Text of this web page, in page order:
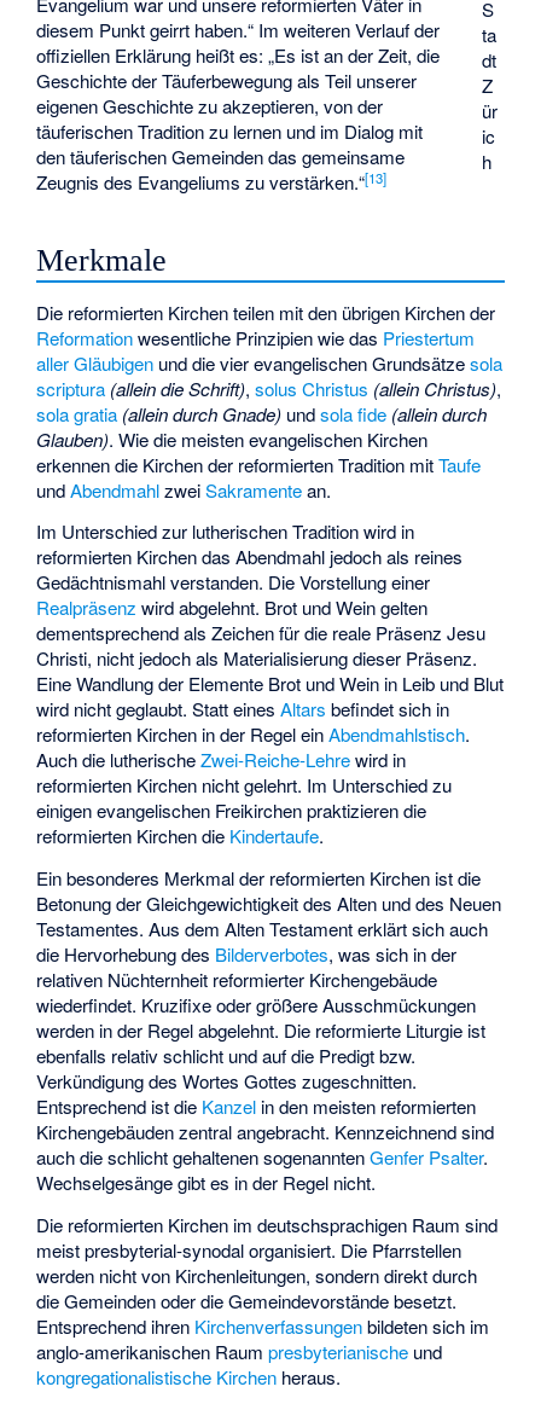
S
ta
dt
Z
ür
ic
h
diesem Punkt geirrt haben.“ Im weiteren Verlauf der
offiziellen Erklärung heißt es: „Es ist an der Zeit, die
Geschichte der Täuferbewegung als Teil unserer
eigenen Geschichte zu akzeptieren, von der
täuferischen Tradition zu lernen und im Dialog mit
den täuferischen Gemeinden das gemeinsame
Zeugnis des Evangeliums zu verstärken.“[13]
Merkmale
Die reformierten Kirchen teilen mit den übrigen Kirchen der
Reformationwesentliche Prinzipien wie das Priestertum
aller Gläubigen und die vier evangelischen Grundsätzesola
scriptura (allein die Schrift),solus Christus (allein Christus),
sola gratia (allein durch Gnade) undsola fide (allein durch
Glauben). Wie die meisten evangelischen Kirchen
erkennen die Kirchen der reformierten Tradition mitTaufe
undAbendmahlzweiSakramentean.
Im Unterschied zur lutherischen Tradition wird in
reformierten Kirchen das Abendmahl jedoch als reines
Gedächtnismahl verstanden. Die Vorstellung einer
Realpräsenz wird abgelehnt. Brot und Wein gelten
dementsprechend als Zeichen für die reale Präsenz Jesu
Christi, nicht jedoch als Materialisierung dieser Präsenz.
Eine Wandlung der Elemente Brot und Wein in Leib und Blut
wird nicht geglaubt. Statt einesAltars befindet sich in
reformierten Kirchen in der Regel einAbendmahlstisch.
Auch die lutherischeZwei-Reiche-Lehrewird in
reformierten Kirchen nicht gelehrt. Im Unterschied zu
einigen evangelischen Freikirchen praktizieren die
reformierten Kirchen die Kindertaufe.
Ein besonderes Merkmal der reformierten Kirchen ist die
Betonung der Gleichgewichtigkeit des Alten und des Neuen
Testamentes. Aus dem Alten Testament erklärt sich auch
die Hervorhebung des Bilderverbotes, was sich in der
relativen Nüchternheit reformierter Kirchengebäude
wiederfindet. Kruzifixe oder größere Ausschmückungen
werden in der Regel abgelehnt. Die reformierte Liturgie ist
ebenfalls relativ schlicht und auf die Predigt bzw.
Verkündigung des Wortes Gottes zugeschnitten.
Entsprechend ist die Kanzel in den meisten reformierten
Kirchengebäuden zentral angebracht. Kennzeichnend sind
auch die schlicht gehaltenen sogenanntenGenfer Psalter.
Wechselgesänge gibt es in der Regel nicht.
Die reformierten Kirchen im deutschsprachigen Raum sind
meist presbyterial-synodal organisiert. Die Pfarrstellen
werden nicht von Kirchenleitungen, sondern direkt durch
die Gemeinden oder die Gemeindevorstände besetzt.
Entsprechend ihren Kirchenverfassungenbildeten sich im
anglo-amerikanischen Raumpresbyterianische und
kongregationalistische Kirchen heraus.